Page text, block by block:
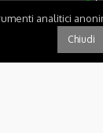
analitici
Chiudi